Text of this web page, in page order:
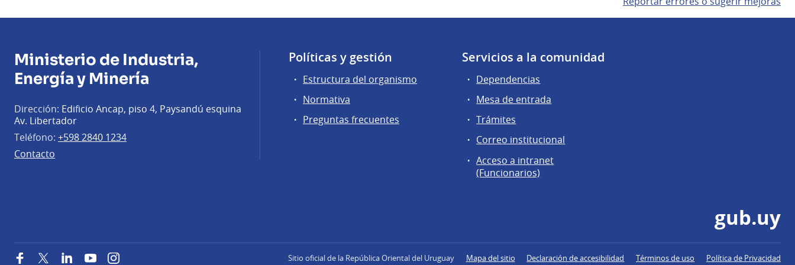
Ministerio de Industria,
Energía y Minería
Dirección: Edificio Ancap, piso 4, Paysandú esquina
Av. Libertador
Teléfono: +598 2840 1234
Contacto
Políticas y gestión
Estructura del organismo
Normativa
Preguntas frecuentes
Servicios a la comunidad
Dependencias
Mesa de entrada
Trámites
Correo institucional
Acceso a intranet
(Funcionarios)
gub.uy
FacebookTwitterLinkedInYouTubeInstagram Sitio oficial de la República Oriental del Uruguay Mapa del sitio Declaración de accesibilidad Términos de uso Política de Privacidad